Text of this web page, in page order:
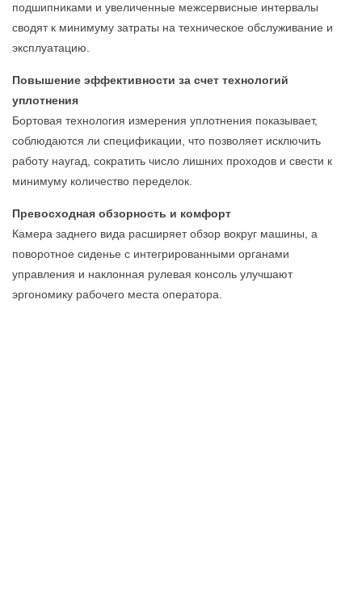
подшипниками и увеличенные межсервисные интервалы
сводят к минимуму затраты на техническое обслуживание и
эксплуатацию.
Повышение эффективности за счет технологий
уплотнения
Бортовая технология измерения уплотнения показывает,
соблюдаются ли спецификации, что позволяет исключить
работу наугад, сократить число лишних проходов и свести к
минимуму количество переделок.
Превосходная обзорность и комфорт
Камера заднего вида расширяет обзор вокруг машины, а
поворотное сиденье с интегрированными органами
управления и наклонная рулевая консоль улучшают
эргономику рабочего места оператора.